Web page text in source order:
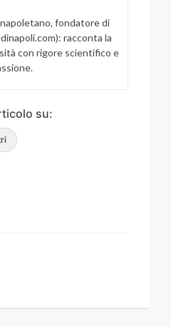
fondatore di
racconta la
con rigore scientifico e
su: